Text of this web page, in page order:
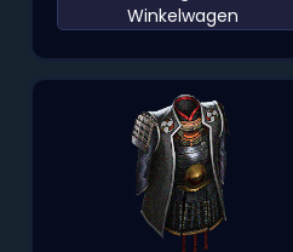
Winkelwagen‌